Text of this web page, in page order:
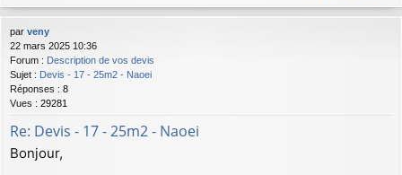
par veny
22 mars 2025 10:36
Forum : Description de vos devis
Sujet : Devis - 17 - 25m2 - Naoei
Réponses : 8
Vues : 29281
Re: Devis - 17 - 25m2 - Naoei
Bonjour,